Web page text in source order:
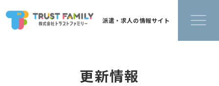
派遣・求人の情報サイト
更新情報